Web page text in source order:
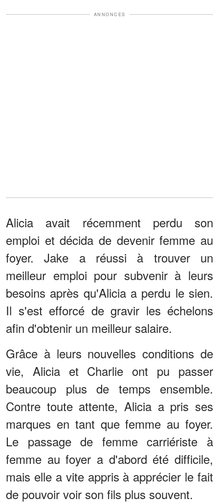
ANNONCES
Alicia avait récemment perdu son
emploi et décida de devenir femme au
foyer. Jake a réussi à trouver un
meilleur emploi pour subvenir à leurs
besoins après qu'Alicia a perdu le sien.
Il s'est efforcé de gravir les échelons
afin d'obtenir un meilleur salaire.
Grâce à leurs nouvelles conditions de
vie, Alicia et Charlie ont pu passer
beaucoup plus de temps ensemble.
Contre toute attente, Alicia a pris ses
marques en tant que femme au foyer.
Le passage de femme carriériste à
femme au foyer a d'abord été difficile,
mais elle a vite appris à apprécier le fait
de pouvoir voir son fils plus souvent.